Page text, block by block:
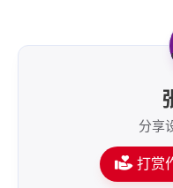
分享
打赏